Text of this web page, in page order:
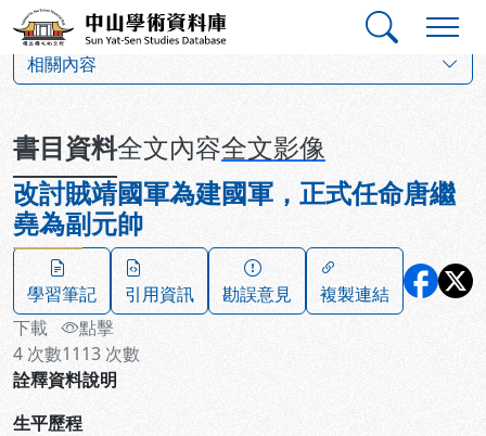
跳到主要內容
中山學術資料庫
相關內容
書目資料全文內容全文影像
改討賊靖國軍為建國軍，正式任命唐繼
堯為副元帥
學習筆記 引用資訊 勘誤意見
複製連結
下載
4 次數
點擊
1113 次數
詮釋資料說明
生平歷程